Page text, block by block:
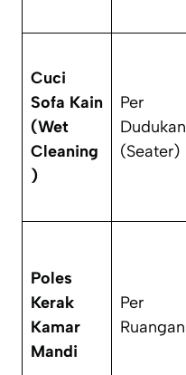
Cuci
Sofa Kain
(Wet
Cleaning
)
Per
Dudukan
(Seater)
Poles
Kerak
Kamar
Mandi
Per
Ruangan